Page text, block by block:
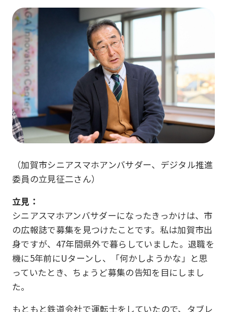
（加賀市シニアスマホアンバサダー、デジタル推進
委員の立見征二さん）
立見：
シニアスマホアンバサダーになったきっかけは、市
の広報誌で募集を見つけたことです。私は加賀市出
身ですが、47年間県外で暮らしていました。退職を
機に5年前にUターンし、「何かしようかな」と思
っていたとき、ちょうど募集の告知を目にしまし
た。
もともと鉄道会社で運転士をしていたので、タブレ